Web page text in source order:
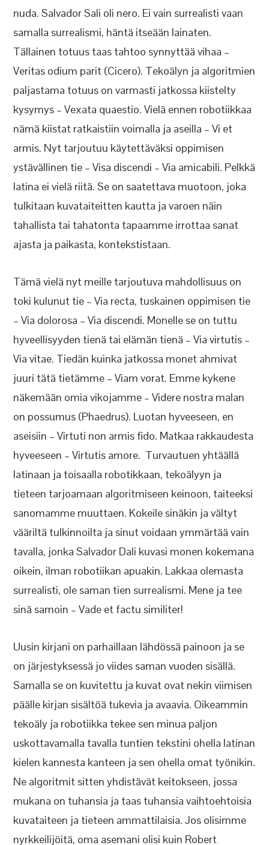
nuda. Salvador Sali oli nero. Ei vain surrealisti vaan
samalla surrealismi, häntä itseään lainaten.
Tällainen totuus taas tahtoo synnyttää vihaa –
Veritas odium parit (Cicero). Tekoälyn ja algoritmien
paljastama totuus on varmasti jatkossa kiistelty
kysymys – Vexata quaestio. Vielä ennen robotiikkaa
nämä kiistat ratkaistiin voimalla ja aseilla – Vi et
armis. Nyt tarjoutuu käytettäväksi oppimisen
ystävällinen tie – Visa discendi – Via amicabili. Pelkkä
latina ei vielä riitä. Se on saatettava muotoon, joka
tulkitaan kuvataiteitten kautta ja varoen näin
tahallista tai tahatonta tapaamme irrottaa sanat
ajasta ja paikasta, kontekstistaan.
Tämä vielä nyt meille tarjoutuva mahdollisuus on
toki kulunut tie – Via recta, tuskainen oppimisen tie
– Via dolorosa – Via discendi. Monelle se on tuttu
hyveellisyyden tienä tai elämän tienä – Via virtutis –
Via vitae. Tiedän kuinka jatkossa monet ahmivat
juuri tätä tietämme – Viam vorat. Emme kykene
näkemään omia vikojamme – Videre nostra malan
on possumus (Phaedrus). Luotan hyveeseen, en
aseisiin – Virtuti non armis fido. Matkaa rakkaudesta
hyveeseen – Virtutis amore. Turvautuen yhtäällä
latinaan ja toisaalla robotikkaan, tekoälyyn ja
tieteen tarjoamaan algoritmiseen keinoon, taiteeksi
sanomamme muuttaen. Kokeile sinäkin ja vältyt
vääriltä tulkinnoilta ja sinut voidaan ymmärtää vain
tavalla, jonka Salvador Dali kuvasi monen kokemana
oikein, ilman robotiikan apuakin. Lakkaa olemasta
surrealisti, ole saman tien surrealismi. Mene ja tee
sinä samoin – Vade et factu similiter!
Uusin kirjani on parhaillaan lähdössä painoon ja se
on järjestyksessä jo viides saman vuoden sisällä.
Samalla se on kuvitettu ja kuvat ovat nekin viimisen
päälle kirjan sisältöä tukevia ja avaavia. Oikeammin
tekoäly ja robotiikka tekee sen minua paljon
uskottavamalla tavalla tuntien tekstini ohella latinan
kielen kannesta kanteen ja sen ohella omat työnikin.
Ne algoritmit sitten yhdistävät keitokseen, jossa
mukana on tuhansia ja taas tuhansia vaihtoehtoisia
kuvataiteen ja tieteen ammattilaisia. Jos olisimme
nyrkkeilijöitä, oma asemani olisi kuin Robert